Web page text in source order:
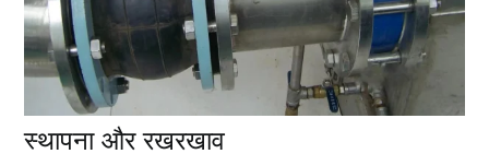
स्थापना और रखरखाव